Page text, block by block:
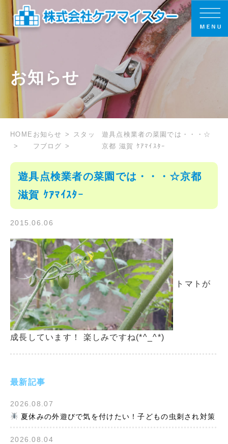
お知らせ
HOME お知らせ
スタッ
フブログ
遊具点検業者の菜園では・・・☆
京都 滋賀 ｹｱﾏｲｽﾀｰ
最新記事
2026.08.07
夏休みの外遊びで気を付けたい！子どもの虫刺され対策
2026.08.04
遊具点検業者の菜園では・・・☆京都
滋賀 ｹｱﾏｲｽﾀｰ
2015.06.06
トマトが
成長しています！ 楽しみですね(*^_^*)